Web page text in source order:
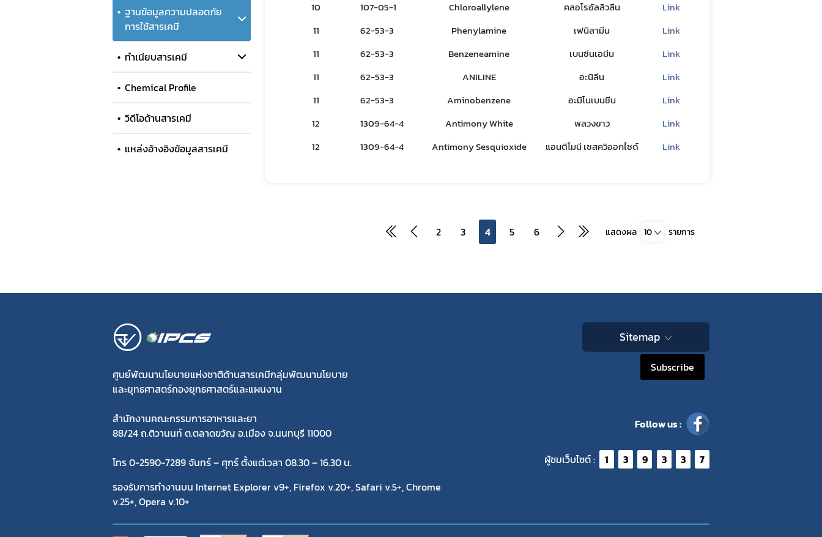
ฐานข้อมูลความปลอดภัย
การใช้สารเคมี
ทำเนียบสารเคมี
Chemical Profile
วิดีโอด้านสารเคมี
แหล่งอ้างอิงข้อมูลสารเคมี
10
107-05-1 Chloroallylene คลอโรอัลลิวลีน
Link
11
62-53-3 Phenylamine เฟนิลามีน
Link
11
62-53-3 Benzeneamine เบนซีนเอมีน
Link
11
62-53-3 ANILINE อะนิลีน
Link
11
62-53-3 Aminobenzene อะมิโนเบนซีน
Link
12
1309-64-4 Antimony White พลวงขาว
Link
12
1309-64-4 Antimony Sesquioxide แอนติโมนี เซสควิออกไซด์ Link
2 3 4 5 6 แสดงผล 10 รายการ
ศูนย์พัฒนานโยบายแห่งชาติด้านสารเคมีกลุ่มพัฒนานโยบาย
และยุทธศาสตร์กองยุทธศาสตร์และแผนงาน
สำนักงานคณะกรรมการอาหารและยา
88/24 ถ.ติวานนท์ ต.ตลาดขวัญ อ.เมือง จ.นนทบุรี 11000
โทร 0-2590-7289 จันทร์ – ศุกร์ ตั้งแต่เวลา 08.30 – 16.30 น.
รองรับการทำงานบน Internet Explorer v9+, Firefox v.20+, Safari v.5+, Chrome
v.25+, Opera v.10+
Sitemap
Subscribe
Follow us :
ผู้ชมเว็บไซต์ : 1 3 9 3 3 7